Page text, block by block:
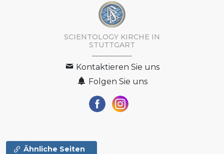
SCIENTOLOGY KIRCHE IN
STUTTGART
Kontaktieren Sie uns
Folgen Sie uns
Ähnliche Seiten